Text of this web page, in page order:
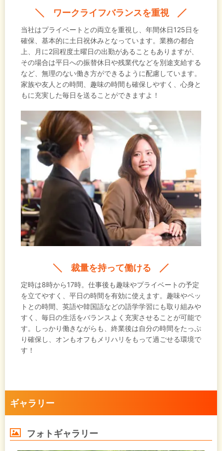
ワークライフバランスを重視
当社はプライベートとの両立を重視し、年間休日125日を
確保、基本的に土日祝休みとなっています。業務の都合
上、月に2回程度土曜日の出勤があることもありますが、
その場合は平日への振替休日や残業代などを別途支給する
など、無理のない働き方ができるように配慮しています。
家族や友人との時間、趣味の時間も確保しやすく、心身と
もに充実した毎日を送ることができますよ！
裁量を持って働ける
定時は8時から17時。仕事後も趣味やプライベートの予定
を立てやすく、平日の時間を有効に使えます。趣味やペッ
トとの時間、英語や韓国語などの語学学習にも取り組みや
すく、毎日の生活をバランスよく充実させることが可能で
す。しっかり働きながらも、終業後は自分の時間をたっぷ
り確保し、オンもオフもメリハリをもって過ごせる環境で
す！
ギャラリー
フォトギャラリー